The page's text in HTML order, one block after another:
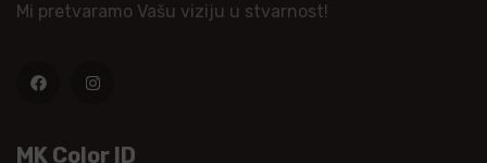
Mi pretvaramo Vašu viziju u stvarnost!
MK Color ID